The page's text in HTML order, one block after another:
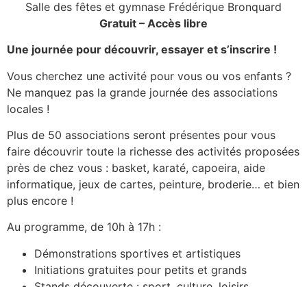
Salle des fêtes et gymnase Frédérique Bronquard
Gratuit – Accès libre
Une journée pour découvrir, essayer et s’inscrire !
Vous cherchez une activité pour vous ou vos enfants ?
Ne manquez pas la grande journée des associations
locales !
Plus de 50 associations seront présentes pour vous
faire découvrir toute la richesse des activités proposées
près de chez vous : basket, karaté, capoeira, aide
informatique, jeux de cartes, peinture, broderie… et bien
plus encore !
Au programme, de 10h à 17h :
Démonstrations sportives et artistiques
Initiations gratuites pour petits et grands